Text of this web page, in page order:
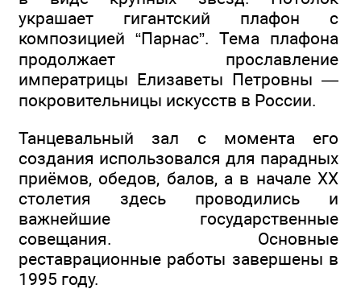
украшает гигантский плафон с
композицией “Парнас”. Тема плафона
продолжает прославление
императрицы Елизаветы Петровны —
покровительницы искусств в России.
Танцевальный зал с момента его
создания использовался для парадных
приёмов, обедов, балов, а в начале XX
столетия здесь проводились и
важнейшие государственные
совещания. Основные
реставрационные работы завершены в
1995 году.